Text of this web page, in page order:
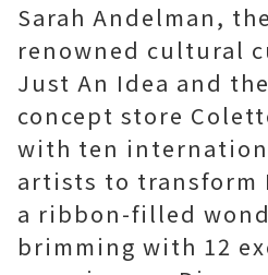
Sarah Andelman,
renowned cultural
Just An Idea and
concept store
with ten
artists to transform
a ribbon-filled
brimming with 12